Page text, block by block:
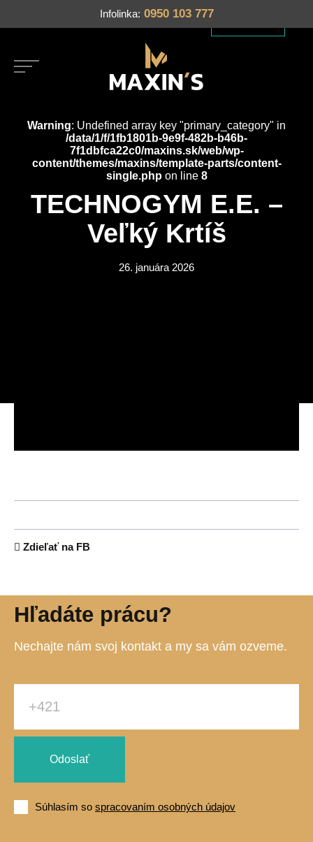
We becameSlovakia’s HR
market leaderin 2025.
Infolinka 0950 103 777
Warning: Undefined array key "primary_category" in
/data/1/f/1fb1801b-9e9f-482b-b46b-
7f1dbfca22c0/maxins.sk/web/wp-
content/themes/maxins/template-parts/content-
single.phpon line 8
TECHNOGYM E.E. –
Veľký Krtíš
26. januára 2026
Zdieľať na FB
Hľadáte prácu?
Nechajte nám svoj kontakt a my sa vám ozveme.
Odoslať
Súhlasím so spracovaním osobných údajov